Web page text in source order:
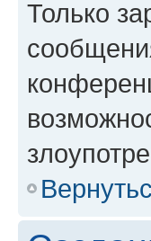
Только